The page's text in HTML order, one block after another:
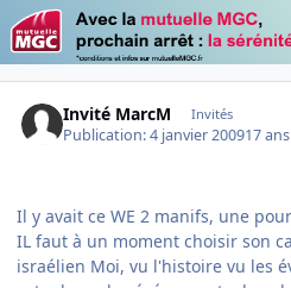
Invité MarcM Invités
Publication:4 janvier 200917 ans
Il y avait ce WE 2 manifs, une
IL faut à un moment choisir son
israélien Moi, vu l'histoire vu les